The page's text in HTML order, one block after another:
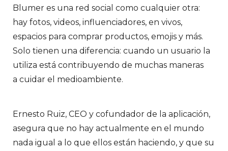
Blumer es una red social como cualquier otra:
hay fotos, videos, influenciadores, en vivos,
espacios para comprar productos, emojis y más.
Solo tienen una diferencia: cuando un usuario la
utiliza está contribuyendo de muchas maneras
a cuidar el medioambiente.
Ernesto Ruiz, CEO y cofundador de la aplicación,
asegura que no hay actualmente en el mundo
nada igual a lo que ellos están haciendo, y que su